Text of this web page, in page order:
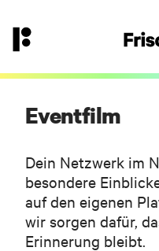
Eventfilm
Dein Netzwerk im
besondere
auf den eigenen
wir sorgen dafür,
Erinnerung bleibt.
040 18 100 11 - 0
Goodbye
Yes - let’s go!
Email/
Dein